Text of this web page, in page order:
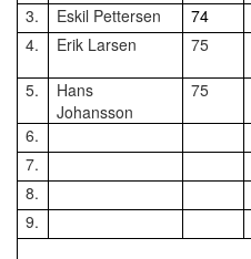
3.
Eskil Pettersen 74
4.
Erik Larsen 75
5.
Hans
Johansson
75
6.
7.
8.
9.